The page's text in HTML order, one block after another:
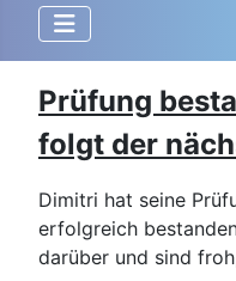
Prüfung
folgt der
Dimitri hat seine
erfolgreich
darüber und sind